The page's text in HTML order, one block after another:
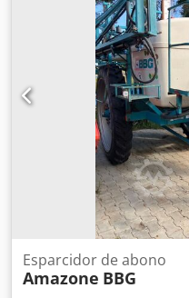
Esparcidor de abono
Amazone BBG